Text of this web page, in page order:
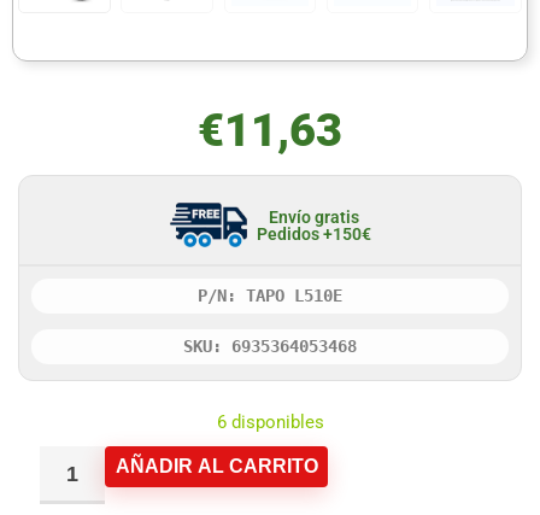
€11,63
Envío gratis
Pedidos +150€
P/N: TAPO L510E
SKU: 6935364053468
6 disponibles
AÑADIR AL CARRITO